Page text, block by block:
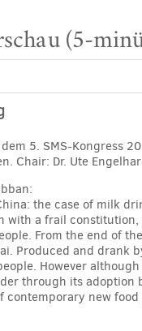
(5-
5. SMS-Kongress
Chair: Dr. Ute
the case of milk
with a frail constitution,
From the end of
Produced and drank
However
through its adoption
contemporary new food